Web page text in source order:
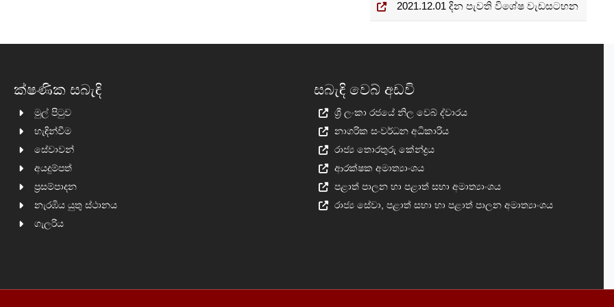
2021.12.01 දින පැවති විශේෂ වැඩසටහන
ක්ෂණික සබැඳි
මුල් පිටුව
හැඳින්වීම
සේවාවන්
අයදුම්පත්
ප්‍රසම්පාදන
නැරඹිය යුතු ස්ථානය
ගැලරිය
සබැඳි වෙබ් අඩවි
ශ්‍රී ලංකා රජයේ නිල වෙබ් ද්වාරය
නාගරික සංවර්ධන අධිකාරිය
රාජ්‍ය තොරතුරු කේන්ද්‍රය
ආරක්ෂක අමාත්‍යාංශය
පළාත් පාලන හා පළාත් සභා අමාත්‍යාංශය
රාජ්‍ය සේවා, පළාත් සභා හා පළාත් පාලන අමාත්‍යාංශය